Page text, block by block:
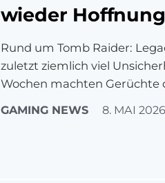
wieder Hoffnung
GAMING NEWS 8. MAI 2026
Rund um Tomb Raider:
zuletzt ziemlich viel
Wochen machten Gerüchte